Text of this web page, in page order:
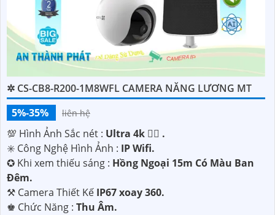
✲ CS-CB8-R200-1M8WFL CAMERA NĂNG LƯƠNG MT
5%-35%
liên hệ
💯 Hình Ảnh Sắc nét : Ultra 4k 👍🏾 .
✳️ Công Nghệ Hình Ảnh : IP Wifi.
✪ Khi xem thiếu sáng : Hồng Ngoại 15m Có Màu Ban
Ðêm.
⚒ Camera Thiết Kế IP67 xoay 360.
️♚ Chức Năng : Thu Âm.